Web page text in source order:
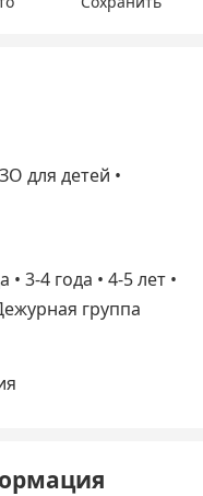
для детей •
• 3-4 года • 4-5 лет •
группа